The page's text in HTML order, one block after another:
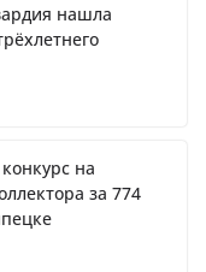
нашла
на
за 774